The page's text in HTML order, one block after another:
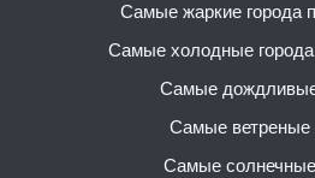
Самые жаркие города
Самые холодные
Самые
Самые ветреные
Самые солнечные